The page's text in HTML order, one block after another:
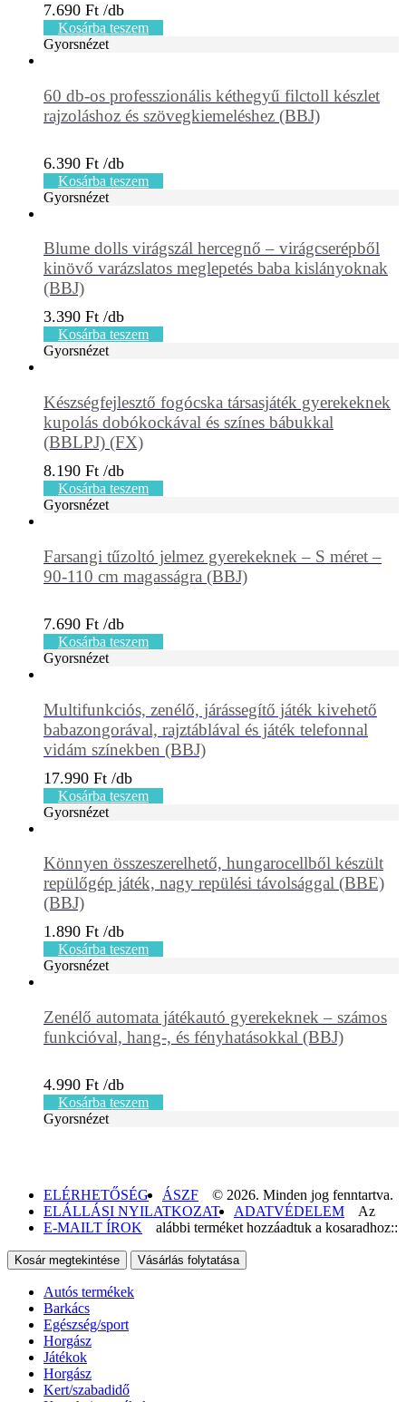
7.690 Ft
Kosárba teszem
Gyorsnézet
60 db-os professzionális kéthegyű filctoll készlet
rajzoláshoz és szövegkiemeléshez (BBJ)
6.390 Ft
Kosárba teszem
Gyorsnézet
Blume dolls virágszál hercegnő – virágcserépből
kinövő varázslatos meglepetés baba kislányoknak
(BBJ)
3.390 Ft
Kosárba teszem
Gyorsnézet
Készségfejlesztő fogócska társasjáték gyerekeknek
kupolás dobókockával és színes bábukkal
(BBLPJ) (FX)
8.190 Ft
Kosárba teszem
Gyorsnézet
Farsangi tűzoltó jelmez gyerekeknek – S méret –
90-110 cm magasságra (BBJ)
7.690 Ft
Kosárba teszem
Gyorsnézet
Multifunkciós, zenélő, járássegítő játék kivehető
babazongorával, rajztáblával és játék telefonnal
vidám színekben (BBJ)
17.990 Ft
Kosárba teszem
Gyorsnézet
Könnyen összeszerelhető, hungarocellből készült
repülőgép játék, nagy repülési távolsággal (BBE)
(BBJ)
1.890 Ft
Kosárba teszem
Gyorsnézet
Zenélő automata játékautó gyerekeknek – számos
funkcióval, hang-, és fényhatásokkal (BBJ)
4.990 Ft
Kosárba teszem
Gyorsnézet
ELÉRHETŐSÉG
ÁSZF
ELÁLLÁSI NYILATKOZAT
ADATVÉDELEM
E-MAILT ÍROK
© 2026. Minden jog fenntartva.
Az
alábbi terméket hozzáadtuk a kosaradhoz::
Kosár megtekintése Vásárlás folytatása
Autós termékek
Barkács
Egészség/sport
Horgász
Játékok
Horgász
Kert/szabadidő